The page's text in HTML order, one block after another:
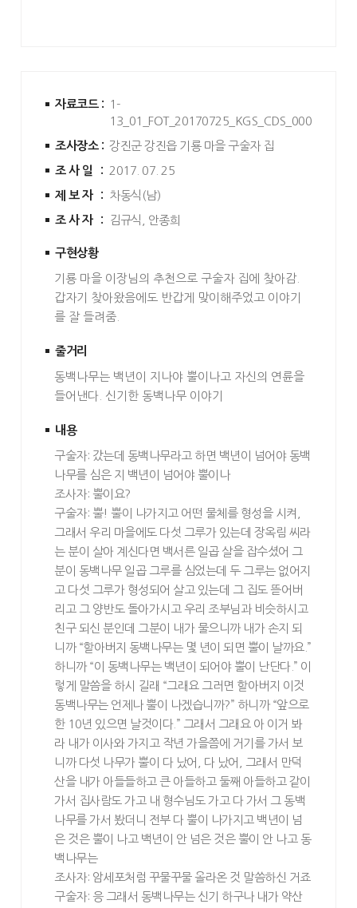
자료코드 : 1-
13_01_FOT_20170725_KGS_CDS_0006
조사장소 : 강진군 강진읍 기룡 마을 구술자 집
조사일 : 2017. 07. 25
제보자 : 차동식(남)
조사자 : 김규식, 안종희
구현상황
기룡 마을 이장님의 추천으로 구술자 집에 찾아감.
갑자기 찾아왔음에도 반갑게 맞이해주었고 이야기
를 잘 들려줌.
줄거리
동백나무는 백년이 지나야 뿔이나고 자신의 연륜을
들어낸다. 신기한 동백나무 이야기
내용
구술자: 갔는데 동백나무라고 하면 백년이 넘어야 동백
나무를 심은 지 백년이 넘어야 뿔이나
조사자: 뿔이요?
구술자: 뿔! 뿔이 나가지고 어떤 물체를 형성을 시켜,
그래서 우리 마을에도 다섯 그루가 있는데 장옥림 씨라
는 분이 살아 계신다면 백서른 일곱 살을 잡수셨어 그
분이 동백나무 일곱 그루를 심었는데 두 그루는 없어지
고 다섯 그루가 형성되어 살고 있는데 그 집도 뜯어버
리고 그 양반도 돌아가시고 우리 조부님과 비슷하시고
친구 되신 분인데 그분이 내가 물으니까 내가 손지 되
니까 “할아버지 동백나무는 몇 년이 되면 뿔이 날까요.”
하니까 “이 동백나무는 백년이 되어야 뿔이 난단다.” 이
렇게 말씀을 하시 길래 “그래요 그러면 할아버지 이것
동백나무는 언제나 뿔이 나겠습니까?” 하니까 “앞으로
한 10년 있으면 날것이다.” 그래서 그래요 아 이거 봐
라 내가 이사와 가지고 작년 가을쯤에 거기를 가서 보
니까 다섯 나무가 뿔이 다 났어, 다 났어, 그래서 만덕
산을 내가 아들들하고 큰 아들하고 둘째 아들하고 같이
가서 집사람도 가고 내 형수님도 가고 다 가서 그 동백
나무를 가서 봤더니 전부 다 뿔이 나가지고 백년이 넘
은 것은 뿔이 나고 백년이 안 넘은 것은 뿔이 안 나고 동
백나무는
조사자: 암세포처럼 꾸물꾸물 올라온 것 말씀하신 거죠
구술자: 응 그래서 동백나무는 신기 하구나 내가 약산